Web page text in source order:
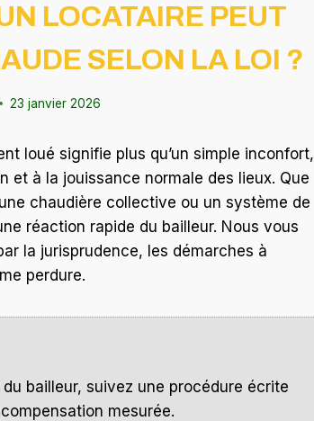
LOCATAIRE PEUT
SELON LA LOI ?
23 janvier 2026
loué signifie plus qu’un simple inconfort,
et à la jouissance normale des lieux. Que
chaudière collective ou un système de
réaction rapide du bailleur. Nous vous
la jurisprudence, les démarches à
perdure.
du bailleur, suivez une procédure écrite
mesurée.